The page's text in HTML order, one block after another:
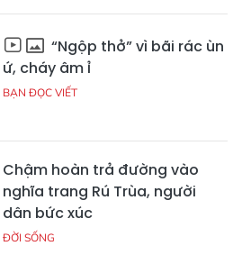
“Ngộp thở” vì bãi rác ùn
ứ, cháy âm ỉ
BẠN ĐỌC VIẾT
Chậm hoàn trả đường vào
nghĩa trang Rú Trùa, người
dân bức xúc
ĐỜI SỐNG